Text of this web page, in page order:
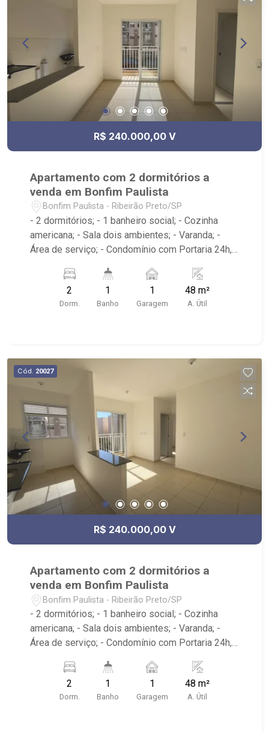
R$ 240.000,00 V
Apartamento com 2 dormitórios a
venda em Bonfim Paulista
Bonfim Paulista - Ribeirão Preto/SP
- 2 dormitórios; - 1 banheiro social; - Cozinha
americana; - Sala dois ambientes; - Varanda; -
Área de serviço; - Condomínio com Portaria 24h,
Próximo à DaniBe FullStore, Bola na Grama
Bonfim, Baterias Batex, supermercado Gricki e
Centro de Bonfim;
2
Dorm.
1
Banho
1
Garagem
48 m²
A. Útil
Cód. 20027
R$ 240.000,00 V
Apartamento com 2 dormitórios a
venda em Bonfim Paulista
Bonfim Paulista - Ribeirão Preto/SP
- 2 dormitórios; - 1 banheiro social; - Cozinha
americana; - Sala dois ambientes; - Varanda; -
Área de serviço; - Condomínio com Portaria 24h,
Próximo à DaniBe FullStore, Bola na Grama
Bonfim, Baterias Batex, supermercado Gricki e
Centro de Bonfim;
2
Dorm.
1
Banho
1
Garagem
48 m²
A. Útil